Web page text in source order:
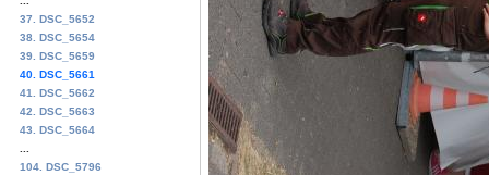
37. DSC_5652
38. DSC_5654
39. DSC_5659
40. DSC_5661
41. DSC_5662
42. DSC_5663
43. DSC_5664
104. DSC_5796